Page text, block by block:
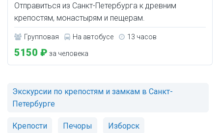
Отправиться из Санкт-Петербурга к древним
крепостям, монастырям и пещерам.
Групповая На автобусе 13 часов
5150 ₽ за человека
Экскурсии по крепостям и замкам в Санкт-
Петербурге
Крепости Печоры Изборск